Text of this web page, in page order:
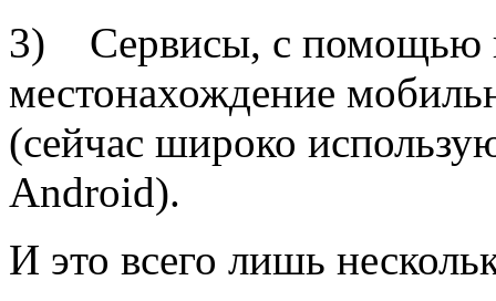
3) Сервисы, с помощью
местонахождение
(сейчас широко
Android).
И это всего лишь